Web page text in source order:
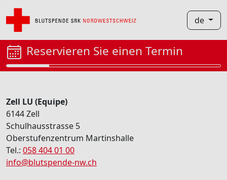
de
Reservieren Sie einen Termin
Zell LU (Equipe)
6144 Zell
Schulhausstrasse 5
Oberstufenzentrum Martinshalle
Tel.: 058 404 01 00
info@blutspende-nw.ch